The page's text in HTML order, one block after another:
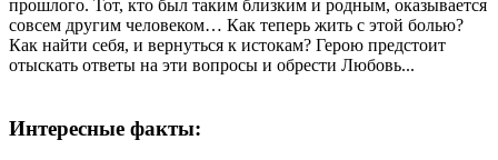
прошлого. Тот, кто был таким близким и родным, оказывается
совсем другим человеком… Как теперь жить с этой болью?
Как найти себя, и вернуться к истокам? Герою предстоит
отыскать ответы на эти вопросы и обрести Любовь...
Интересные факты: